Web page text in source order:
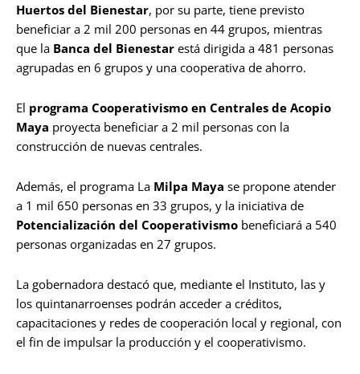
Huertos del Bienestar, por su parte, tiene previsto
beneficiar a 2 mil 200 personas en 44 grupos, mientras
que la Banca del Bienestar está dirigida a 481 personas
agrupadas en 6 grupos y una cooperativa de ahorro.
El programa Cooperativismo en Centrales de Acopio
Maya proyecta beneficiar a 2 mil personas con la
construcción de nuevas centrales.
Además, el programa La Milpa Maya se propone atender
a 1 mil 650 personas en 33 grupos, y la iniciativa de
Potencialización del Cooperativismo beneficiará a 540
personas organizadas en 27 grupos.
La gobernadora destacó que, mediante el Instituto, las y
los quintanarroenses podrán acceder a créditos,
capacitaciones y redes de cooperación local y regional, con
el fin de impulsar la producción y el cooperativismo.